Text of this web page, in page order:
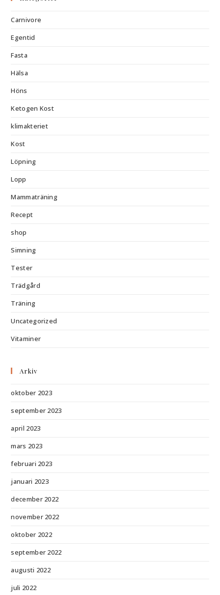
Carnivore
Egentid
Fasta
Hälsa
Höns
Ketogen Kost
klimakteriet
Kost
Löpning
Lopp
Mammaträning
Recept
shop
Simning
Tester
Trädgård
Träning
Uncategorized
Vitaminer
Arkiv
oktober 2023
september 2023
april 2023
mars 2023
februari 2023
januari 2023
december 2022
november 2022
oktober 2022
september 2022
augusti 2022
juli 2022